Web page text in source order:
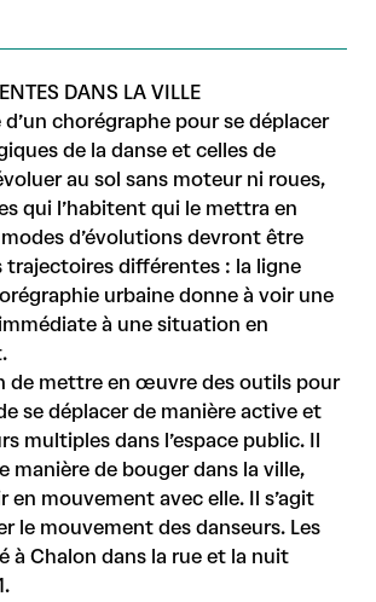
DANS LA VILLE
chorégraphe pour se déplacer
de la danse et celles de
au sol sans moteur ni roues,
qui l’habitent qui le mettra en
d’évolutions devront être
trajectoires différentes : la ligne
urbaine donne à voir une
à une situation en
de mettre en œuvre des outils pour
se déplacer de manière active et
multiples dans l’espace public. Il
manière de bouger dans la ville,
en mouvement avec elle. Il s’agit
le mouvement des danseurs. Les
à Chalon dans la rue et la nuit